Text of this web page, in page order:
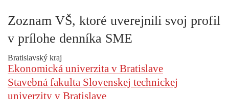
Zoznam VŠ, ktoré uverejnili svoj profil
v prílohe denníka SME
Bratislavský kraj
Ekonomická univerzita v Bratislave
Stavebná fakulta Slovenskej technickej
univerzity v Bratislave